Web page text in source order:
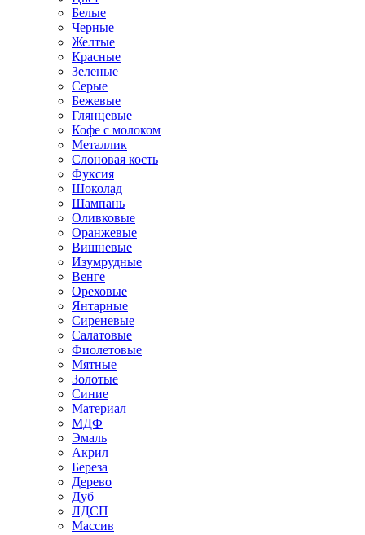
Белые
Черные
Желтые
Красные
Зеленые
Серые
Бежевые
Глянцевые
Кофе с молоком
Металлик
Слоновая кость
Фуксия
Шоколад
Шампань
Оливковые
Оранжевые
Вишневые
Изумрудные
Венге
Ореховые
Янтарные
Сиреневые
Салатовые
Фиолетовые
Мятные
Золотые
Синие
Материал
МДФ
Эмаль
Акрил
Береза
Дерево
Дуб
ЛДСП
Массив